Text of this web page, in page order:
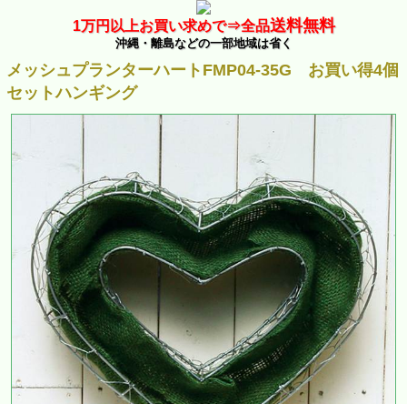
1万円以上お買い求めで⇒全品送料無料
沖縄・離島などの一部地域は省く
メッシュプランターハートFMP04-35G お買い得4個
セットハンギング